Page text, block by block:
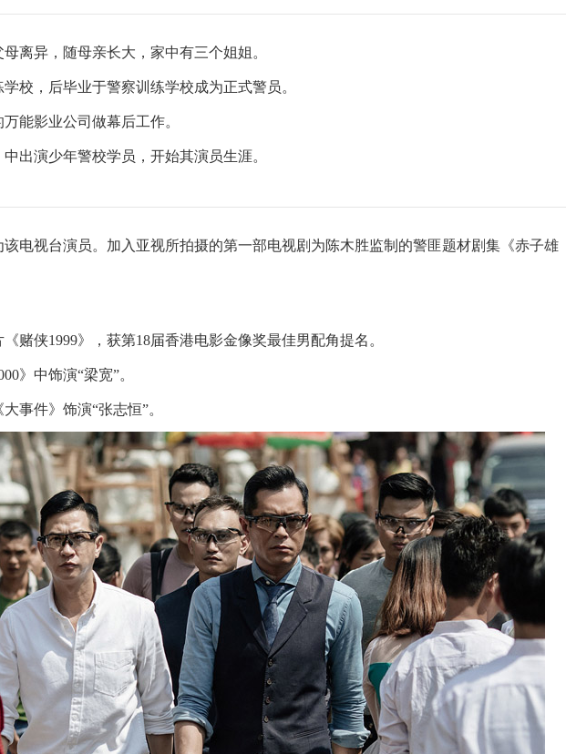
离异，随母亲长大，家中有三个姐姐。
校，后毕业于警察训练学校成为正式警员。
能影业公司做幕后工作。
出演少年警校学员，开始其演员生涯。
该电视台演员。加入亚视所拍摄的第一部电视剧为陈木胜监制的警匪题材剧集《赤子雄
赌侠1999》，获第18届香港电影金像奖最佳男配角提名。
》中饰演“梁宽”。
事件》饰演“张志恒”。